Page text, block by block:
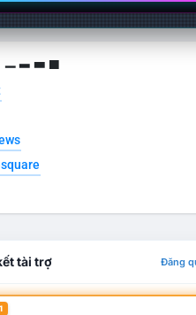
▁ ▂ ▃ ▄
tài trợ Đăng